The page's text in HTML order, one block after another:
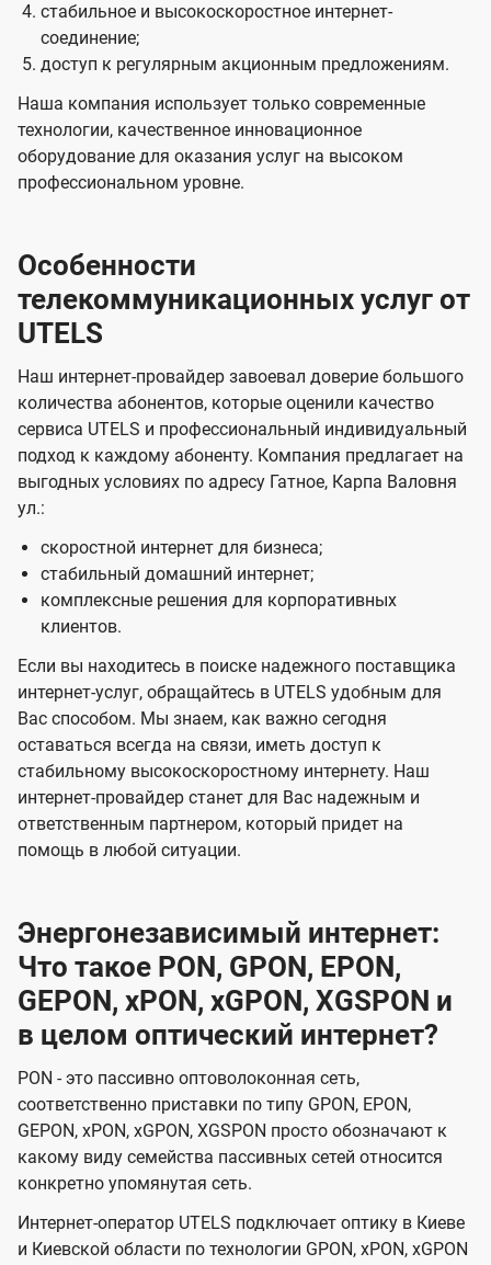
стабильное и высокоскоростное интернет-
соединение;
доступ к регулярным акционным предложениям.
Наша компания использует только современные
технологии, качественное инновационное
оборудование для оказания услуг на высоком
профессиональном уровне.
Особенности
телекоммуникационных услуг от
UTELS
Наш интернет-провайдер завоевал доверие большого
количества абонентов, которые оценили качество
сервиса UTELS и профессиональный индивидуальный
подход к каждому абоненту. Компания предлагает на
выгодных условиях по адресу Гатное, Карпа Валовня
ул.:
скоростной интернет для бизнеса;
стабильный домашний интернет;
комплексные решения для корпоративных
клиентов.
Если вы находитесь в поиске надежного поставщика
интернет-услуг, обращайтесь в UTELS удобным для
Вас способом. Мы знаем, как важно сегодня
оставаться всегда на связи, иметь доступ к
стабильному высокоскоростному интернету. Наш
интернет-провайдер станет для Вас надежным и
ответственным партнером, который придет на
помощь в любой ситуации.
Энергонезависимый интернет:
Что такое PON, GPON, EPON,
GEPON, xPON, xGPON, XGSPON и
в целом оптический интернет?
PON - это пассивно оптоволоконная сеть,
соответственно приставки по типу GPON, EPON,
GEPON, xPON, xGPON, XGSPON просто обозначают к
какому виду семейства пассивных сетей относится
конкретно упомянутая сеть.
Интернет-оператор UTELS подключает оптику в Киеве
и Киевской области по технологии GPON, xPON, xGPON